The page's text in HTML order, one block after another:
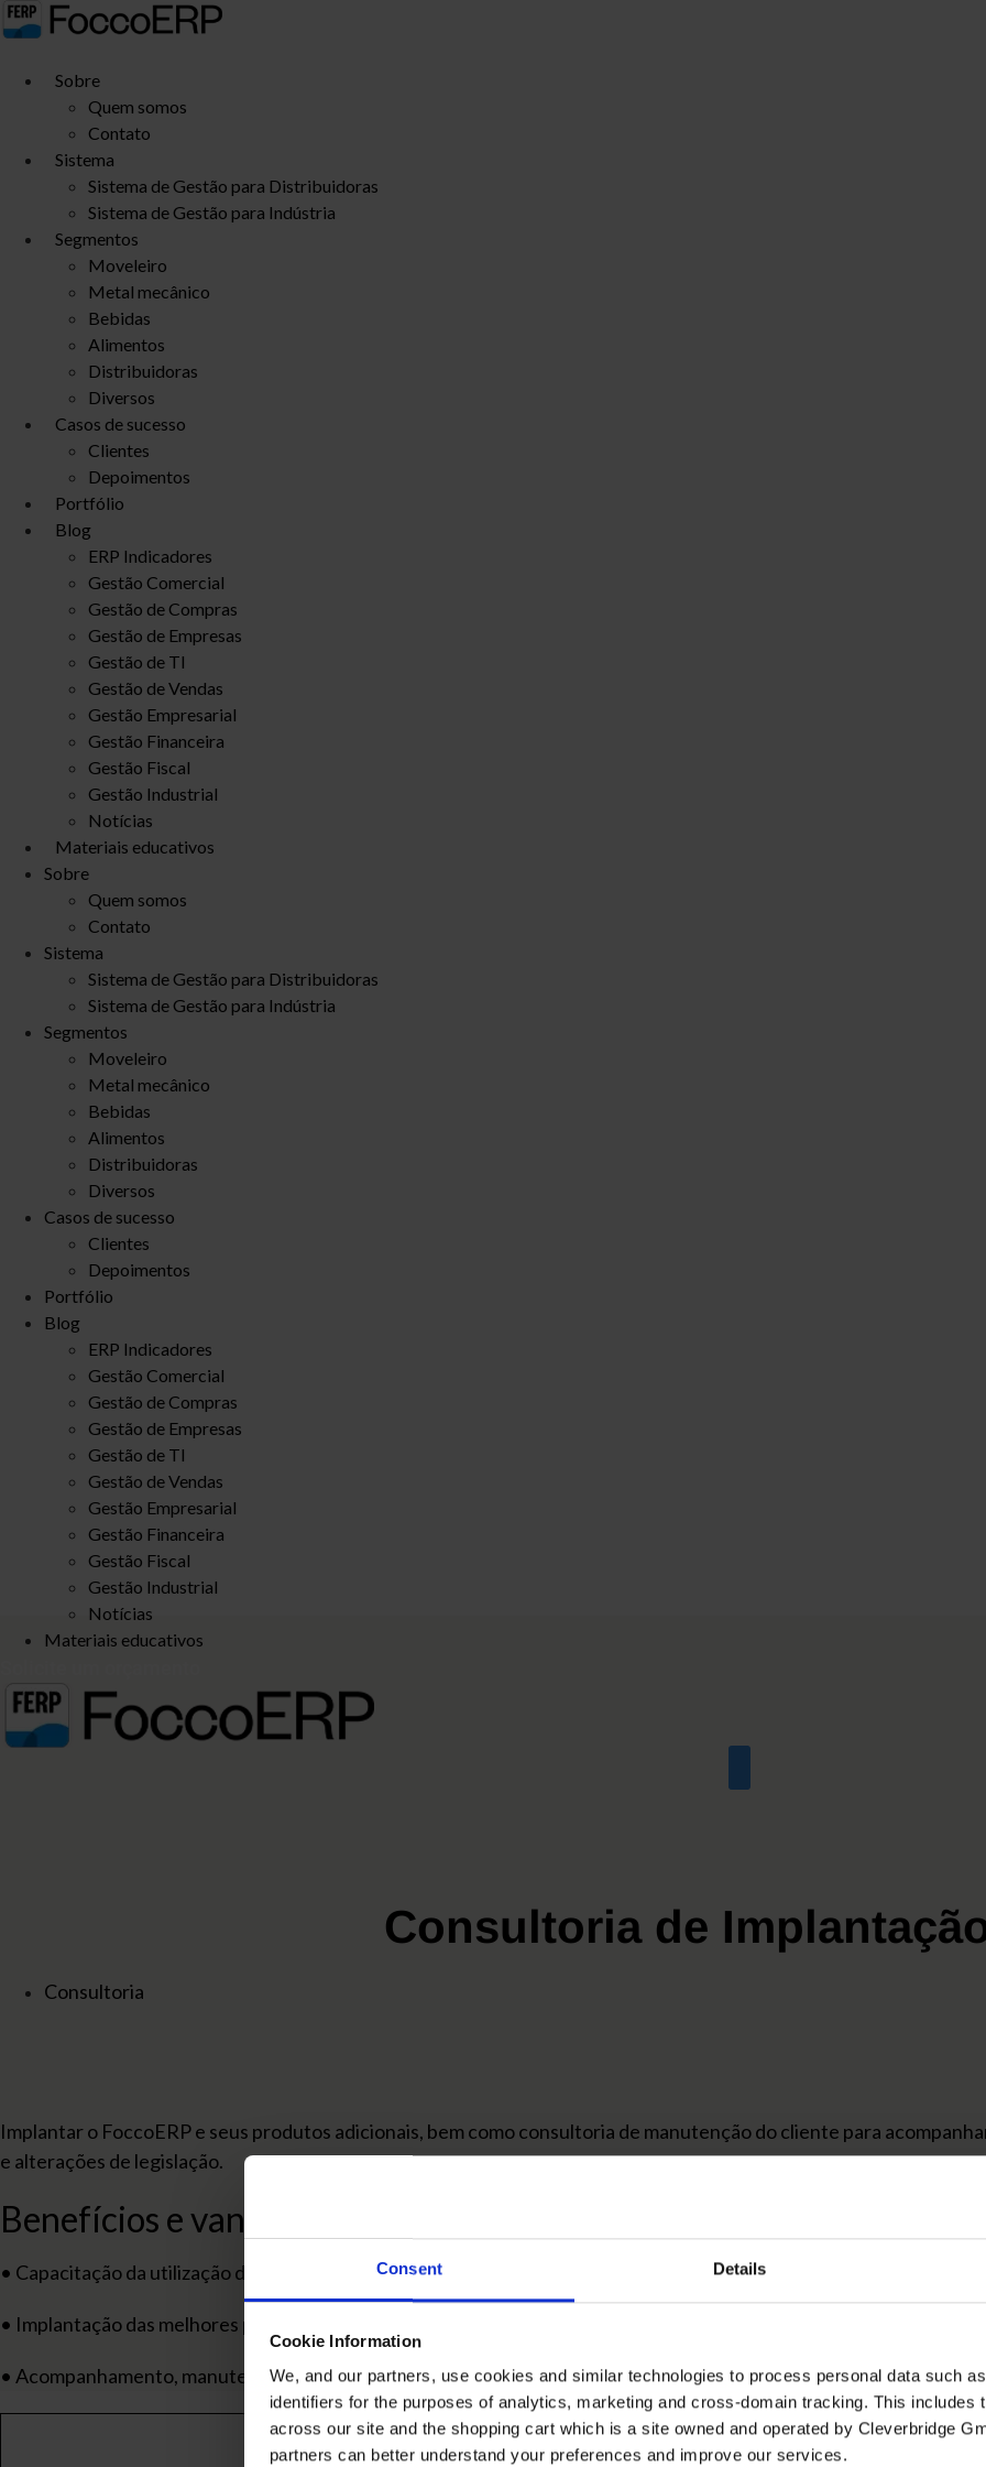
Consent Details
Cookie Information
We, and our partners, use cookies and similar technologies to process personal data such
identifiers for the purposes of analytics, marketing and cross-domain tracking. This includes
across our site and the shopping cart which is a site owned and operated by Cleverbridge
partners can better understand your preferences and improve our services.
Ir
para
conteúdo
Sobre
Quem somos
Contato
Sistema
Sistema de Gestão para Distribuidoras
Sistema de Gestão para Indústria
Segmentos
Moveleiro
Metal mecânico
Bebidas
Alimentos
Distribuidoras
Diversos
Casos de sucesso
Clientes
Depoimentos
Portfólio
Blog
ERP Indicadores
Gestão Comercial
Gestão de Compras
Gestão de Empresas
Gestão de TI
Gestão de Vendas
Gestão Empresarial
Gestão Financeira
Gestão Fiscal
Gestão Industrial
Notícias
Materiais educativos
Sobre
Quem somos
Contato
Sistema
Sistema de Gestão para Distribuidoras
Sistema de Gestão para Indústria
Segmentos
Moveleiro
Metal mecânico
Bebidas
Alimentos
Distribuidoras
Diversos
Casos de sucesso
Clientes
Depoimentos
Portfólio
Blog
ERP Indicadores
Gestão Comercial
Gestão de Compras
Gestão de Empresas
Gestão de TI
Gestão de Vendas
Gestão Empresarial
Gestão Financeira
Gestão Fiscal
Gestão Industrial
Notícias
Materiais educativos
Consultoria de
Consultoria
Implantar o FoccoERP e seus produtos adicionais, bem como consultoria de manutenção do cliente para
e alterações de legislação.
Benefícios e vantagens
• Capacitação da utilização dos produtos Focco;
• Implantação das melhores práticas de utilização dos módulos do sistema de acordo com a necessidade de cada
• Acompanhamento, manutenção e soluções de duvidas referente a todos os produtos da Focco.
Quer saber mais?